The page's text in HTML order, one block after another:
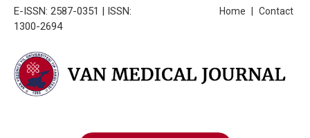
E-ISSN: 2587-0351 | ISSN:
1300-2694
Contact
Home